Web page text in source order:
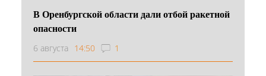
В Оренбургской области дали отбой ракетной
опасности
6 августа 14:50 1